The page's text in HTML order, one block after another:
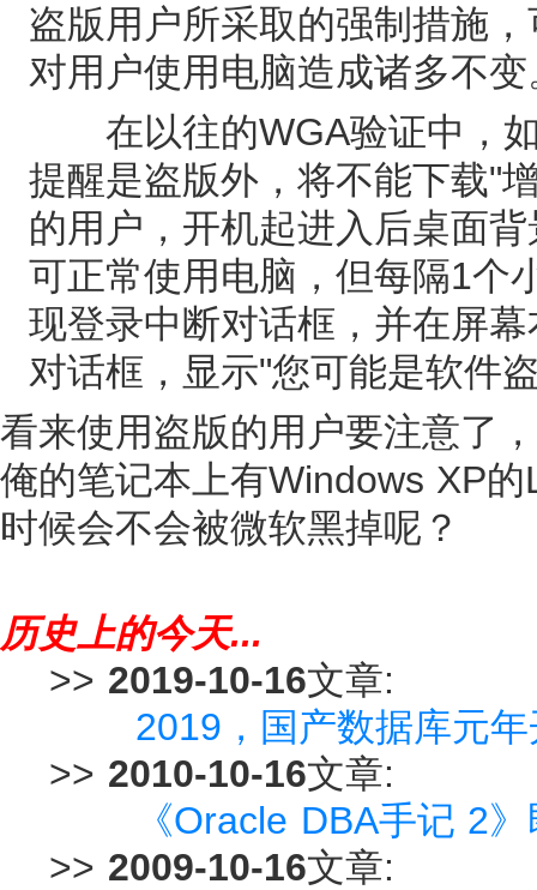
盗版用户所采取的强制措施
对用户使用电脑造成诸多不变
在以往的WGA验证中，如
提醒是盗版外，将不能下载"
的用户，开机起进入后桌面
可正常使用电脑，但每隔1个
现登录中断对话框，并在屏
对话框，显示"您可能是软件
看来使用盗版的用户要注意了
俺的笔记本上有Windows XP
时候会不会被微软黑掉呢？
历史上的今天...
>> 2019-10-16文章:
2019，国产数据库元
>> 2010-10-16文章:
《Oracle DBA手记 2
>> 2009-10-16文章: